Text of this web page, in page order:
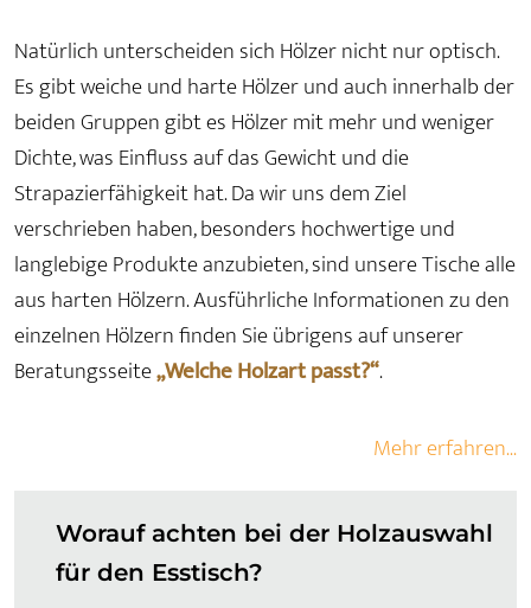
Natürlich unterscheiden sich Hölzer nicht nur optisch.
Es gibt weiche und harte Hölzer und auch innerhalb der
beiden Gruppen gibt es Hölzer mit mehr und weniger
Dichte, was Einfluss auf das Gewicht und die
Strapazierfähigkeit hat. Da wir uns dem Ziel
verschrieben haben, besonders hochwertige und
langlebige Produkte anzubieten, sind unsere Tische alle
aus harten Hölzern. Ausführliche Informationen zu den
einzelnen Hölzern finden Sie übrigens auf unserer
Beratungsseite„Welche Holzart passt?“.
Mehr erfahren...
Worauf achten bei der Holzauswahl
für den Esstisch?